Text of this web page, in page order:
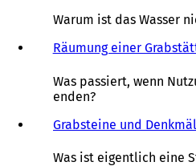
Warum ist das Wasser
Räumung einer
Was passiert, wenn
enden?
Grabsteine und
Was ist eigentlich eine